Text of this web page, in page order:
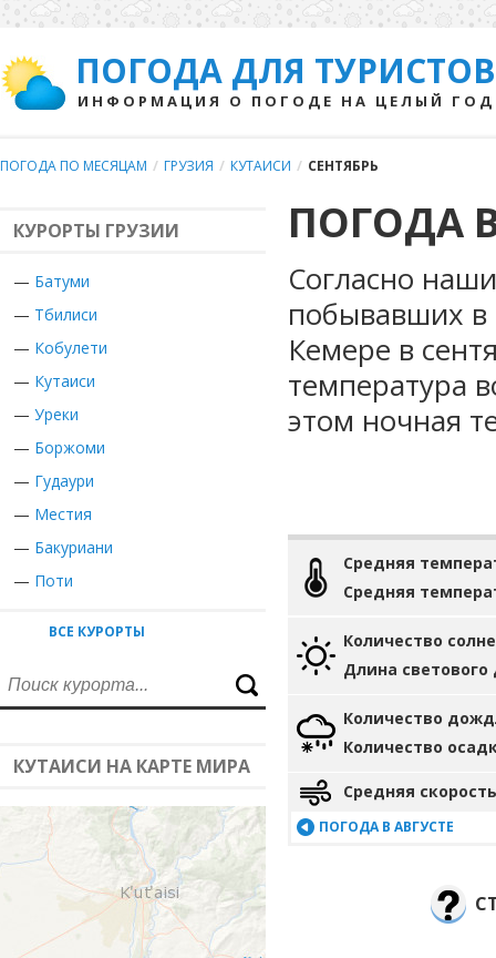
ПОГОДА ДЛЯ ТУРИСТОВ
ИНФОРМАЦИЯ О ПОГОДЕ НА ЦЕЛЫЙ ГОД
ПОГОДА ПО МЕСЯЦАМ / ГРУЗИЯ / КУТАИСИ / СЕНТЯБРЬ
КУРОРТЫ ГРУЗИИ
— Батуми
— Тбилиси
— Кобулети
— Кутаиси
— Уреки
— Боржоми
— Гудаури
— Местия
— Бакуриани
— Поти
ВСЕ КУРОРТЫ
КУТАИСИ НА КАРТЕ МИРА
ПОГОДА
Согласно
побывавших в
Кемере в
температура
этом ночная
Средняя
Средняя
Количество
Длина светового
Количество
Количество
Средняя
ПОГОДА В АВГУСТЕ